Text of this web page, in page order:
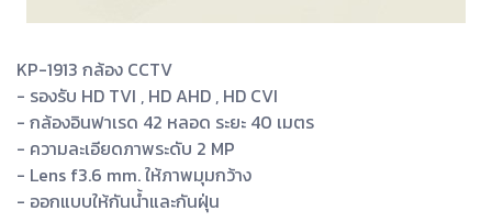
KP-1913 กล้อง CCTV
- รองรับ HD TVI , HD AHD , HD CVI
- กล้องอินฟาเรด 42 หลอด ระยะ 40 เมตร
- ความละเอียดภาพระดับ 2 MP
- Lens f3.6 mm. ให้ภาพมุมกว้าง
- ออกแบบให้กันน้ำและกันฝุ่น